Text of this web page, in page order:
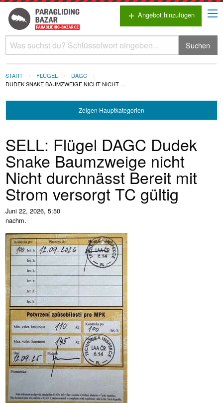
add Angebot hinzufügen
Suchen
START FLÜGEL
DAGC
DUDEK SNAKE BAUMZWEIGE NICHT NICHT …
Zeigen Hauptkategorien
SELL: Flügel DAGC Dudek
Snake Baumzweige nicht
Nicht durchnässt Bereit mit
Strom versorgt TC gültig
Juni 22, 2026, 5:50
nachm.